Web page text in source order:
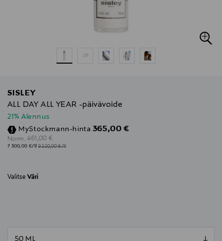
SISLEY
ALL DAY ALL YEAR -päivävoide
21% Alennus
MyStockmann-hinta Discounted Price
365,00 €
Norm. Original Price
461,00 €
7 300,00 €/1l 9 220,00 €/1l
Valitse Väri
null